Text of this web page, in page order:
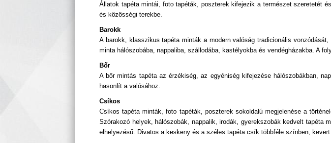
Textil
Velúr
Állatok tapéta mintái, foto tapéták, poszterek kifejezik a természet szeretetét
és közösségi terekbe.
Barokk
A barokk, klasszikus tapéta minták a modern valóság tradicionális
minta hálószobába, nappaliba, szállodába, kastélyokba és vendégházakba. A
Bőr
A bőr mintás tapéta az érzékiség, az egyéniség kifejezése hálószobákban,
hasonlít a valósához.
Csíkos
Csíkos tapéta minták, foto tapéták, poszterek sokoldalú megjelenése a
Szórakozó helyek, hálószobák, nappalik, irodák, gyerekszobák kedvelt
elhelyezésű. Divatos a keskeny és a széles tapéta csík többféle színben,